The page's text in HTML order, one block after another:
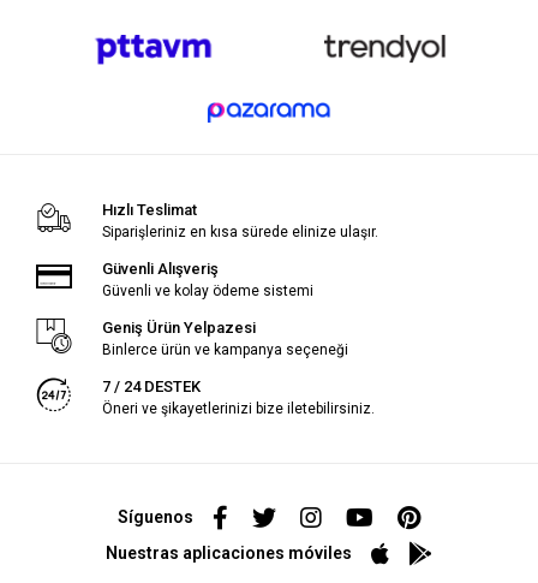
Hızlı Teslimat
Siparişleriniz en kısa sürede elinize ulaşır.
Güvenli Alışveriş
Güvenli ve kolay ödeme sistemi
Geniş Ürün Yelpazesi
Binlerce ürün ve kampanya seçeneği
7 / 24 DESTEK
Öneri ve şikayetlerinizi bize iletebilirsiniz.
Síguenos
Nuestras aplicaciones móviles